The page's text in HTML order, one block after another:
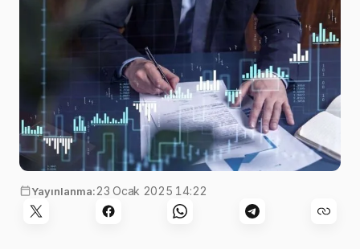
sevi…
Yayınlanma:23 Ocak 2025 14:22